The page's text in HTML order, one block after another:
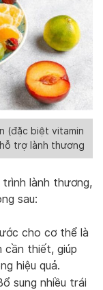
(đặc biệt vitamin
trợ lành thương
lành thương,
sau:
cho cơ thể là
thiết, giúp
hiệu quả.
sung nhiều trái